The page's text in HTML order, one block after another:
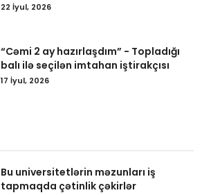
22 İyul, 2026
“Cəmi 2 ay hazırlaşdım” - Topladığı
balı ilə seçilən imtahan iştirakçısı
17 İyul, 2026
Bu universitetlərin məzunları iş
tapmaqda çətinlik çəkirlər